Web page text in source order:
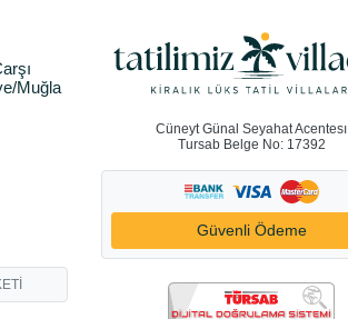
Muğla
Cüneyt Günal Seyahat Acentesı
Tursab Belge No: 17392
Güvenli Ödeme